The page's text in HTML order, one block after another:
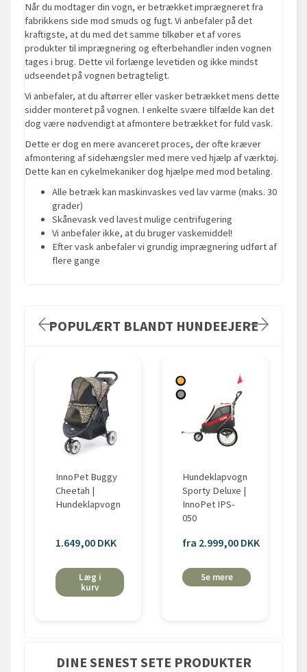
Når du modtager din vogn, er betrækket imprægneret fra
fabrikkens side mod smuds og fugt. Vi anbefaler på det
kraftigste, at du med det samme tilkøber et af vores
produkter til imprægnering og efterbehandler inden vognen
tages i brug. Dette vil forlænge levetiden og ikke mindst
udseendet på vognen betragteligt.
Vi anbefaler, at du aftørrer eller vasker betrækket mens dette
sidder monteret på vognen. I enkelte svære tilfælde kan det
dog være nødvendigt at afmontere betrækket for fuld vask.
Dette er dog en mere avanceret proces, der ofte kræver
afmontering af sidehængsler med mere ved hjælp af værktøj.
Dette kan en cykelmekaniker dog hjælpe med mod betaling.
Alle betræk kan maskinvaskes ved lav varme (maks. 30
grader)
Skånevask ved lavest mulige centrifugering
Vi anbefaler ikke, at du bruger vaskemiddel!
Efter vask anbefaler vi grundig imprægnering udført af
flere gange
POPULÆRT BLANDT HUNDEEJERE
InnoPet Buggy
Cheetah |
Hundeklapvogn
1.649,00 DKK
Læg i
kurv
Hundeklapvogn
Sporty Deluxe |
InnoPet IPS-
050
fra 2.999,00 DKK
Se mere
DINE SENEST SETE PRODUKTER